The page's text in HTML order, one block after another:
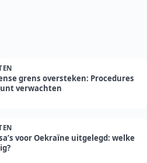
grens oversteken: Procedures
verwachten
voor Oekraïne uitgelegd: welke